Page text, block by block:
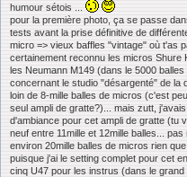
a
g
e
humour sétois ...
pour la première photo, ça se passe
tests avant la prise définitive de
micro => vieux baffles "vintage" où t'as
certainement reconnu les micros Shure
les Neumann M149 (dans le 5000 balles
concernant le studio "désargenté" de la
loin de 8-mille balles de micros (c'est
seul ampli de gratte?)... mais zutt,
d'ambiance pour cet ampli de gratte (tu
neuf entre 11mille et 12mille balles...
environ 20mille balles de micros rien
puisque j'ai le setting complet pour cet
cinq U47 pour les instrus (dans le